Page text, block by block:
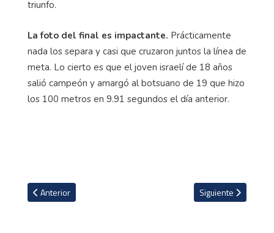
triunfo.
La foto del final es impactante. Prácticamente
nada los separa y casi que cruzaron juntos la línea de
meta. Lo cierto es que el joven israelí de 18 años
salió campeón y amargó al botsuano de 19 que hizo
los 100 metros en 9.91 segundos el día anterior.
Artículo anterior: Marchista tica Sharon Herrera fue la cuarta
Anterior Artículo siguiente:
Siguiente